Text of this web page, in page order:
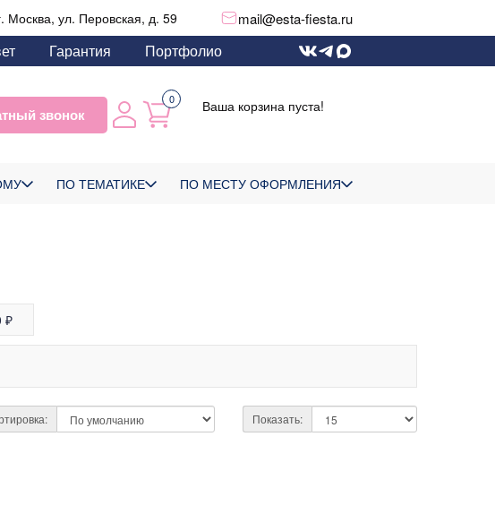
ул. Перовская, д. 59 mail@esta-fiesta.ru
Гарантия Портфолио
звонок
0 Ваша корзина пуста!
ПО ТЕМАТИКЕ ПО МЕСТУ ОФОРМЛЕНИЯ
₽
Показать: